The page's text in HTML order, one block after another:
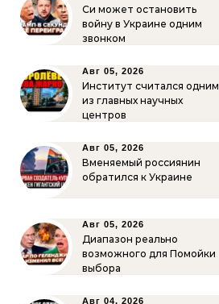
Си может остановить
войну в Украине одним
звонком
Авг 05, 2026
Институт считался одним
из главных научных
центров
Авг 05, 2026
Вменяемый россиянин
обратился к Украине
Авг 05, 2026
Диапазон реально
возможного для Помойки
выбора
Авг 04, 2026